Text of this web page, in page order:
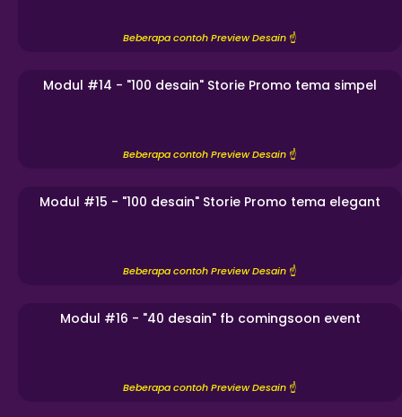
Beberapa contoh Preview Desain ☝️
Modul #14 - "100 desain" Storie Promo tema simpel
Beberapa contoh Preview Desain ☝️
Modul #15 - "100 desain" Storie Promo tema elegant
Beberapa contoh Preview Desain ☝️
Modul #16 - "40 desain" fb comingsoon event
Beberapa contoh Preview Desain ☝️